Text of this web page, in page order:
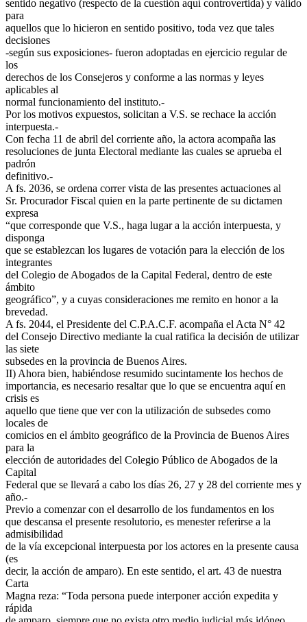
sentido negativo (respecto de la cuestión aquí controvertida) y válido
para
aquellos que lo hicieron en sentido positivo, toda vez que tales
decisiones
-según sus exposiciones- fueron adoptadas en ejercicio regular de
los
derechos de los Consejeros y conforme a las normas y leyes
aplicables al
normal funcionamiento del instituto.-
Por los motivos expuestos, solicitan a V.S. se rechace la acción
interpuesta.-
Con fecha 11 de abril del corriente año, la actora acompaña las
resoluciones de junta Electoral mediante las cuales se aprueba el
padrón
definitivo.-
A fs. 2036, se ordena correr vista de las presentes actuaciones al
Sr. Procurador Fiscal quien en la parte pertinente de su dictamen
expresa
“que corresponde que V.S., haga lugar a la acción interpuesta, y
disponga
que se establezcan los lugares de votación para la elección de los
integrantes
del Colegio de Abogados de la Capital Federal, dentro de este
ámbito
geográfico”, y a cuyas consideraciones me remito en honor a la
brevedad.
A fs. 2044, el Presidente del C.P.A.C.F. acompaña el Acta N° 42
del Consejo Directivo mediante la cual ratifica la decisión de utilizar
las siete
subsedes en la provincia de Buenos Aires.
II) Ahora bien, habiéndose resumido sucintamente los hechos de
importancia, es necesario resaltar que lo que se encuentra aquí en
crisis es
aquello que tiene que ver con la utilización de subsedes como
locales de
comicios en el ámbito geográfico de la Provincia de Buenos Aires
para la
elección de autoridades del Colegio Público de Abogados de la
Capital
Federal que se llevará a cabo los días 26, 27 y 28 del corriente mes y
año.-
Previo a comenzar con el desarrollo de los fundamentos en los
que descansa el presente resolutorio, es menester referirse a la
admisibilidad
de la vía excepcional interpuesta por los actores en la presente causa
(es
decir, la acción de amparo). En este sentido, el art. 43 de nuestra
Carta
Magna reza: “Toda persona puede interponer acción expedita y
rápida